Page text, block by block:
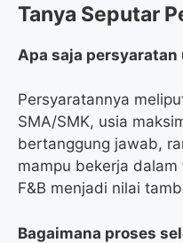
Tanya Seputar
Apa saja
Persyaratannya
SMA/SMK, usia
bertanggung jawab,
mampu bekerja
F&B menjadi nilai
Bagaimana proses